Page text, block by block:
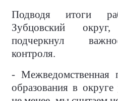
Подводя итоги
Зубцовский
подчеркнул
контроля.
- Межведомственная
образования в